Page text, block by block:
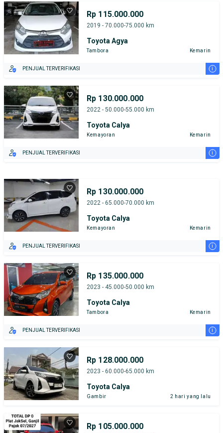
Rp 115.000.000
2019 - 70.000-75.000 km
Toyota Agya
Tambora Kemarin
PENJUAL TERVERIFIKASI i
Rp 130.000.000
2022 - 50.000-55.000 km
Toyota Calya
Kemayoran Kemarin
PENJUAL TERVERIFIKASI i
Rp 130.000.000
2022 - 65.000-70.000 km
Toyota Calya
Kemayoran Kemarin
PENJUAL TERVERIFIKASI i
Rp 135.000.000
2023 - 45.000-50.000 km
Toyota Calya
Tambora Kemarin
PENJUAL TERVERIFIKASI i
Rp 128.000.000
2023 - 60.000-65.000 km
Toyota Calya
Gambir 2 hari yang lalu
Rp 105.000.000